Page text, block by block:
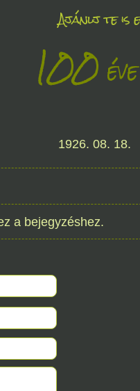
Ajánlj te is
06.
06.
100 éve
1926. 08. 18.
a bejegyzéshez.